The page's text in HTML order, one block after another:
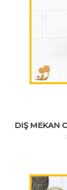
DIŞ MEKAN